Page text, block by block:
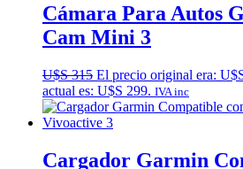
Cámara Para Autos
Cam Mini 3
U$S315 El precio original era:
actual es: U$S 299. IVA inc
Cargador Garmin